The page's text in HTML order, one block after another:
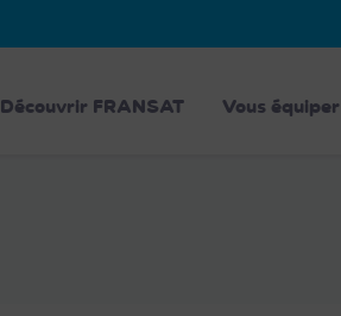
Découvrir FRANSAT Vous équiper